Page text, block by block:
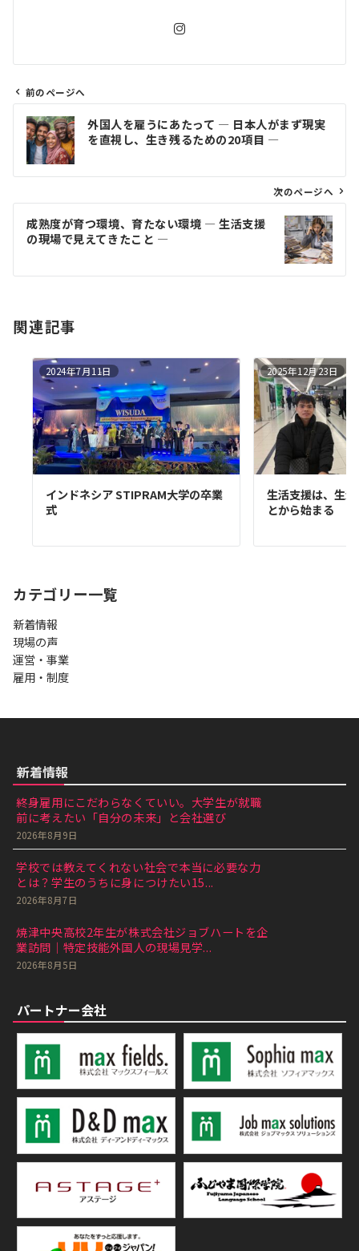
ビ
ン
前のページへ
外国人を雇うにあたって ― 日本人がまず現実
を直視し、生き残るための20項目 ―
次のページへ
成熟度が育つ環境、育たない環境 ― 生活支援
の現場で見えてきたこと ―
関連記事
2024年7月11日
インドネシア STIPRAM大学の卒業
式
2025年12月23日
生活支援は、生
とから始まる
カテゴリー一覧
新着情報
現場の声
運営・事業
雇用・制度
新着情報
終身雇用にこだわらなくていい。大学生が就職
前に考えたい「自分の未来」と会社選び
2026年8月9日
学校では教えてくれない社会で本当に必要な力
とは？学生のうちに身につけたい15...
2026年8月7日
焼津中央高校2年生が株式会社ジョブハートを企
業訪問｜特定技能外国人の現場見学...
2026年8月5日
パートナー会社